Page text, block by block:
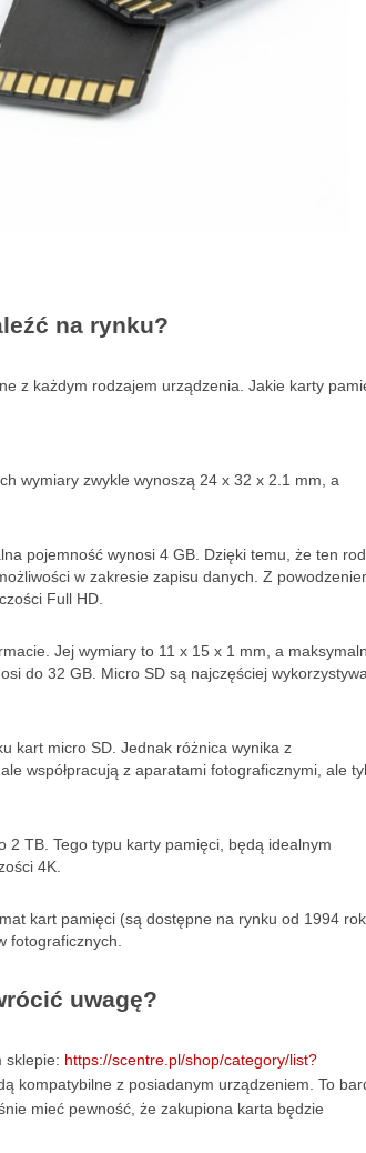
na rynku?
z każdym rodzajem urządzenia. Jakie karty
wymiary zwykle wynoszą 24 x 32 x 2.1 mm, a
pojemność wynosi 4 GB. Dzięki temu, że ten
w zakresie zapisu danych. Z
Full HD.
Jej wymiary to 11 x 15 x 1 mm, a
do 32 GB. Micro SD są najczęściej
kart micro SD. Jednak różnica wynika z
współpracują z aparatami fotograficznymi, ale
2 TB. Tego typu karty pamięci, będą idealnym
4K.
kart pamięci (są dostępne na rynku od 1994
fotograficznych.
uwagę?
sklepie: https://scentre.pl/shop/category/list?
kompatybilne z posiadanym urządzeniem. To
mieć pewność, że zakupiona karta będzie